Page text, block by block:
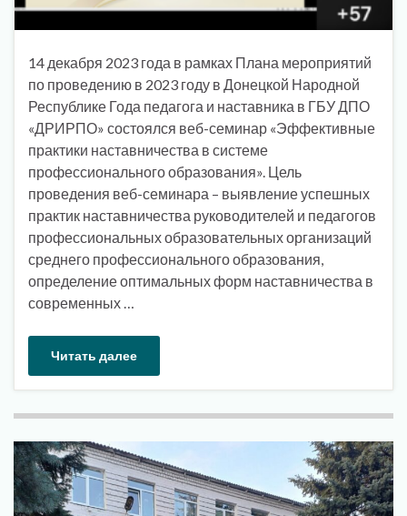
14 декабря 2023 года в рамках Плана мероприятий
по проведению в 2023 году в Донецкой Народной
Республике Года педагога и наставника в ГБУ ДПО
«ДРИРПО» состоялся веб-семинар «Эффективные
практики наставничества в системе
профессионального образования». Цель
проведения веб-семинара – выявление успешных
практик наставничества руководителей и педагогов
профессиональных образовательных организаций
среднего профессионального образования,
определение оптимальных форм наставничества в
современных …
Читать далее